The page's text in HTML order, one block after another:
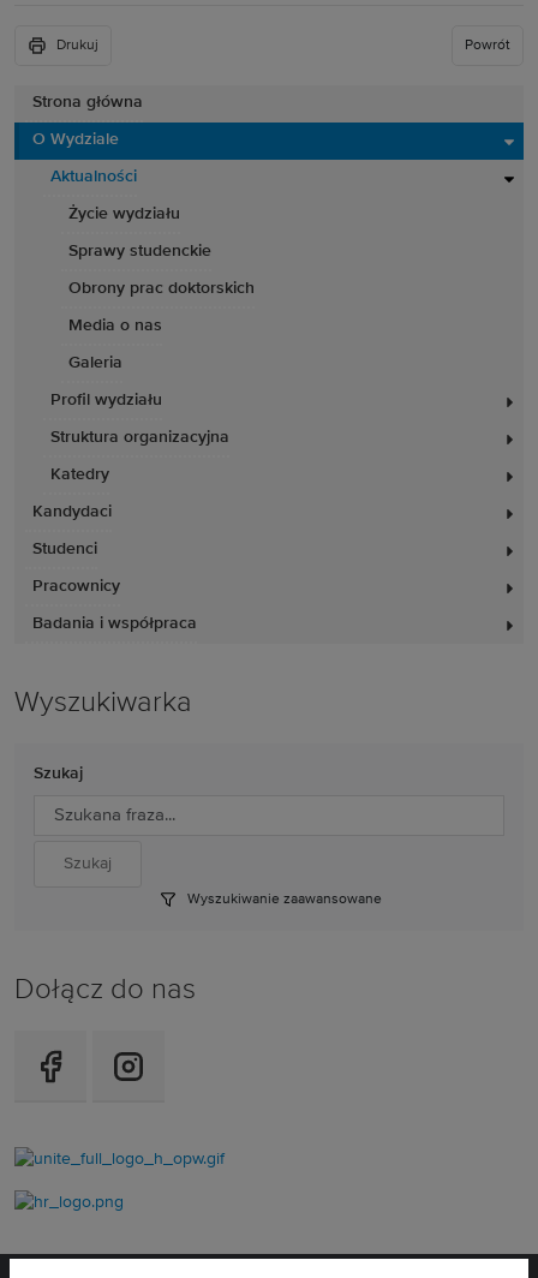
Strona główna
O Wydziale
Aktualności
Życie wydziału
Sprawy studenckie
Obrony prac doktorskich
Media o nas
Galeria
Profil wydziału
Struktura organizacyjna
Katedry
Kandydaci
Studenci
Pracownicy
Badania i współpraca
Wyszukiwarka
Szukaj
Wyszukiwanie zaawansowane
Dołącz do nas
Drukuj Powrót